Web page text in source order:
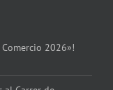
2026»!